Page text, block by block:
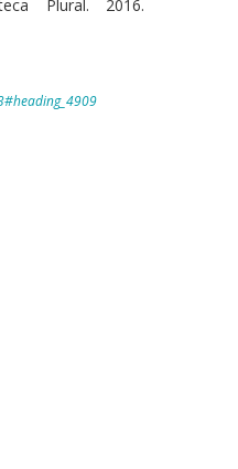
Plural. 2016.